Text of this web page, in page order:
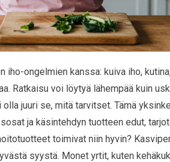
ongelmien kanssa: kuiva iho,
Ratkaisu voi löytyä lähempää kuin
juuri se, mitä tarvitset. Tämä
ja käsintehdyn tuotteen edut,
toimivat niin hyvin?
syystä. Monet yrtit, kuten